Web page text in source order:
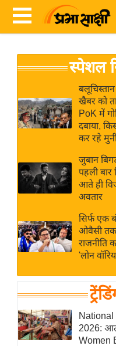
News
Hindi
Hindi
Live
News in
Hindi
News
Hindi
Videos
ब
र
अंतर्राष्ट्रीय
बिज़नेस
उद्योग
विशेषज्ञ
राय
खेल
क्रिकेट
IPL
2026
स्पेशल
बलूचिस्तान
खैबर को
PoK में
दबाया,
कर रहे
जुबान
पहली बार
आते ही
अवतार
सिर्फ एक
ओवैसी
राजनीति
'लोन
2026:
Women